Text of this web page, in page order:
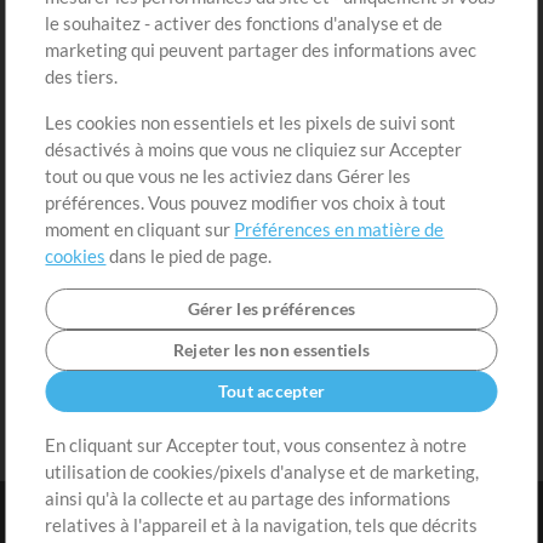
Acheter des crédits
Contenu gratuit
Demander les pistes
Extras
Sessions
Soumettre votre contenu
Listes de lecture
Conférence MT
Connexion
S'inscrire
le souhaitez - activer des fonctions d'analyse et de
marketing qui peuvent partager des informations avec
des tiers.
Les cookies non essentiels et les pixels de suivi sont
désactivés à moins que vous ne cliquiez sur Accepter
tout ou que vous ne les activiez dans Gérer les
préférences. Vous pouvez modifier vos choix à tout
moment en cliquant sur Préférences en matière de
cookies dans le pied de page.
Gérer les préférences
Rejeter les non essentiels
Tout accepter
En cliquant sur Accepter tout, vous consentez à notre
utilisation de cookies/pixels d'analyse et de marketing,
ainsi qu'à la collecte et au partage des informations
relatives à l'appareil et à la navigation, tels que décrits